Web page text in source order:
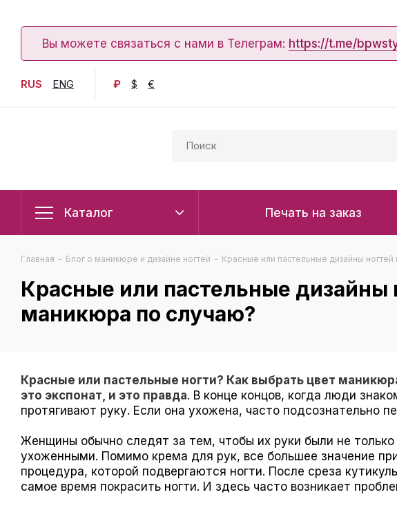
Вы можете связаться с нами в Телеграм: https://t.me/
RUS ENG ₽ $ €
Каталог Печать на заказ
Главная - Блог о маникюре и дизайне ногтей - Красные или пастельные дизайны
Красные или пастельные дизайны
маникюра по случаю?
Красные или пастельные ногти? Как выбрать цвет
это экспонат, и это правда. В конце концов, когда люди
протягивают руку. Если она ухожена, часто подсознательно
Женщины обычно следят за тем, чтобы их руки были не
ухоженными. Помимо крема для рук, все большее значение
процедура, которой подвергаются ногти. После среза
самое время покрасить ногти. И здесь часто возникает